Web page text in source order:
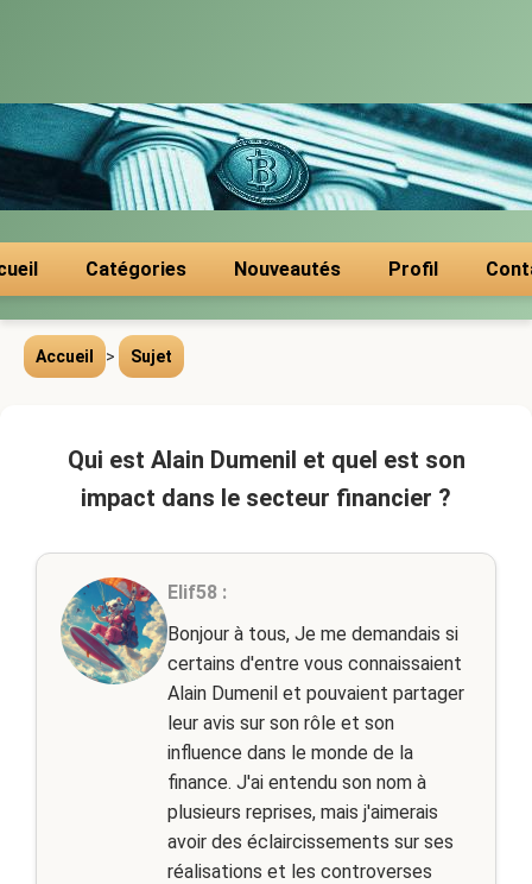
Catégories Nouveautés Profil
Accueil > Sujet
Qui est Alain Dumenil et quel est son
impact dans le secteur financier ?
Elif58 :
Bonjour à tous, Je me demandais si
certains d'entre vous connaissaient
Alain Dumenil et pouvaient partager
leur avis sur son rôle et son
influence dans le monde de la
finance. J'ai entendu son nom à
plusieurs reprises, mais j'aimerais
avoir des éclaircissements sur ses
réalisations et les controverses